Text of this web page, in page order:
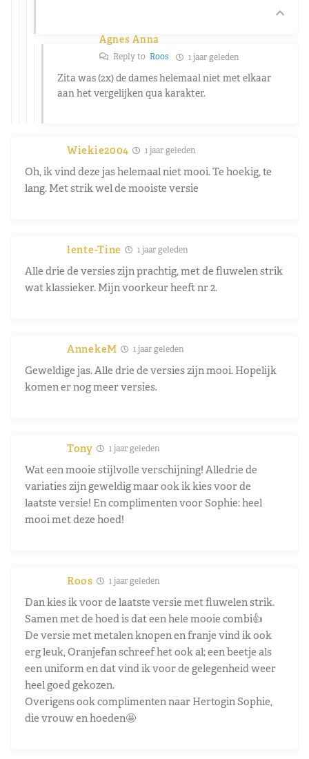
Agnes Anna
Reply to Roos 1 jaar geleden
Zita was (2x) de dames helemaal niet met elkaar
aan het vergelijken qua karakter.
Wiekie2004 1 jaar geleden
Oh, ik vind deze jas helemaal niet mooi. Te hoekig, te
lang. Met strik wel de mooiste versie
lente-Tine 1 jaar geleden
Alle drie de versies zijn prachtig, met de fluwelen strik
wat klassieker. Mijn voorkeur heeft nr 2.
AnnekeM 1 jaar geleden
Geweldige jas. Alle drie de versies zijn mooi. Hopelijk
komen er nog meer versies.
Tony 1 jaar geleden
Wat een mooie stijlvolle verschijning! Alledrie de
variaties zijn geweldig maar ook ik kies voor de
laatste versie! En complimenten voor Sophie: heel
mooi met deze hoed!
Roos 1 jaar geleden
Dan kies ik voor de laatste versie met fluwelen strik.
Samen met de hoed is dat een hele mooie combi👍
De versie met metalen knopen en franje vind ik ook
erg leuk, Oranjefan schreef het ook al; een beetje als
een uniform en dat vind ik voor de gelegenheid weer
heel goed gekozen.
Overigens ook complimenten naar Hertogin Sophie,
die vrouw en hoeden🤩